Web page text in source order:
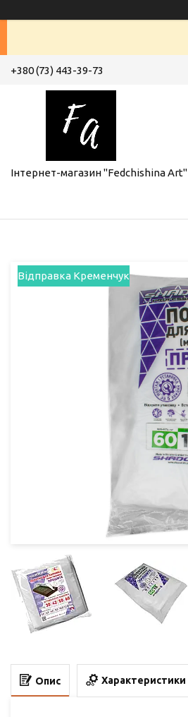
+380 (73) 443-39-73
Інтернет-магазин "Fedchishina Art"
Відправка Кременчук
Опис Характеристики